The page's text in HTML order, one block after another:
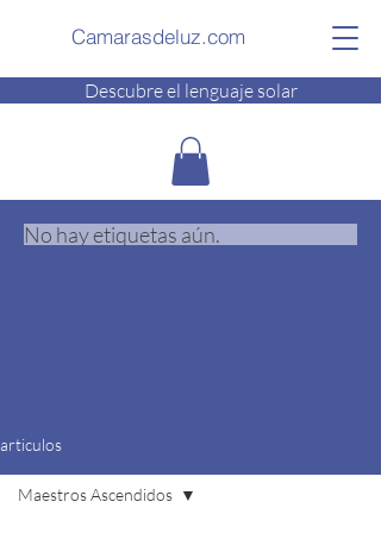
Descubre el lenguaje solar
Camarasdeluz.com
No hay etiquetas aún.
articulos
Maestros Ascendidos